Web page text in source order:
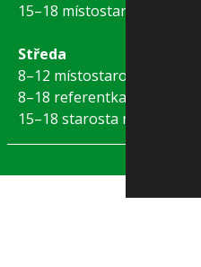
15–18 místostarostka
Středa
8–12 místostarostka
8–18 referentka
15–18 starosta nebo